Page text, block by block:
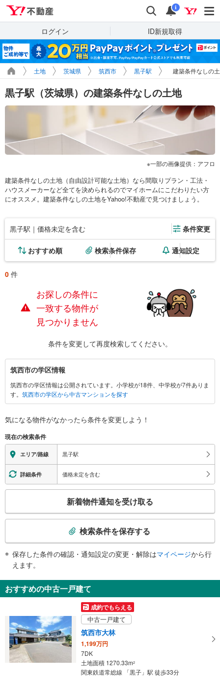
検索 通知
i
ログイン ID新規取得
土地 茨城県 筑西市 黒子駅 建築条件なしの
黒子駅（茨城県）の建築条件なしの土地
一部の画像提供：アフロ
建築条件なしの土地（自由設計可能な土地）なら間取りプラン・工法・
ハウスメーカーなど全てを決められるのでマイホームにこだわりたい方
にオススメ。建築条件なしの土地をYahoo!不動産で見つけましょう。
黒子駅｜価格未定を含む 条件変更
おすすめ順 検索条件保存 通知設定
0 件
お探しの条件に
一致する物件が
見つかりません
条件を変更して再度検索してください。
筑
西
市
に
す
情
報
筑西市の学区情報
筑西市の学区情報は公開されています。小学校が18件、中学校が7件ありま
す。 筑西市の学区から中古マンションを探す
気になる物件がなかったら条件を変更しよう！
現在の検索条件
エリア/路線 黒子駅
詳細条件 価格未定を含む
検
知
を
け
取
る
・
条
新着物件通知を受け取る
検索条件を保存する
保存した条件の確認・通知設定の変更・解除はマイページから行
えます。
おすすめの中古一戸建て
成約でもらえる
中古一戸建て
筑西市大林
1,199万円
7DK
土地面積 1270.33m2
関東鉄道常総線 「黒子」駅 徒歩33分